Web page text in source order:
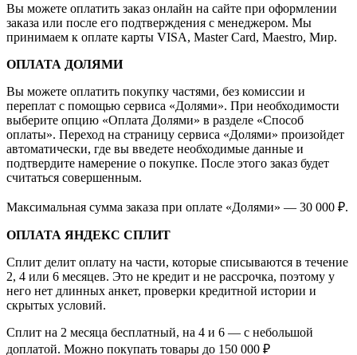
Вы можете оплатить заказ онлайн на сайте при оформлении
заказа или после его подтверждения с менеджером. Мы
принимаем к оплате карты VISA, Master Card, Maestro, Мир.
ОПЛАТА ДОЛЯМИ
Вы можете оплатить покупку частями, без комиссии и
переплат с помощью сервиса «Долями». При необходимости
выберите опцию «Оплата Долями» в разделе «Способ
оплаты». Переход на страницу сервиса «Долями» произойдет
автоматически, где вы введете необходимые данные и
подтвердите намерение о покупке. После этого заказ будет
считаться совершенным.
Максимальная сумма заказа при оплате «Долями» — 30 000 ₽.
ОПЛАТА ЯНДЕКС СПЛИТ
Сплит делит оплату на части, которые списываются в течение
2, 4 или 6 месяцев. Это не кредит и не рассрочка, поэтому у
него нет длинных анкет, проверки кредитной истории и
скрытых условий.
Сплит на 2 месяца бесплатный, на 4 и 6 — с небольшой
доплатой. Можно покупать товары до 150 000 ₽